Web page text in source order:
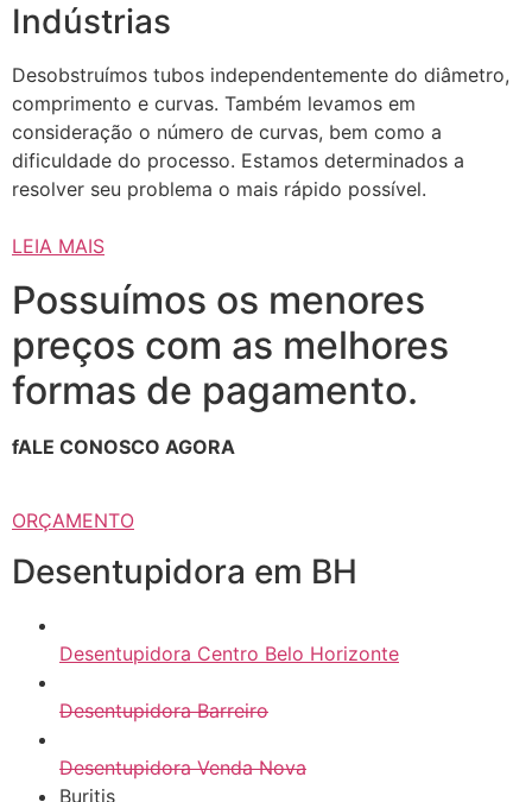
Indústrias
Desobstruímos tubos independentemente do diâmetro,
comprimento e curvas. Também levamos em
consideração o número de curvas, bem como a
dificuldade do processo. Estamos determinados a
resolver seu problema o mais rápido possível.
LEIA MAIS
Possuímos os menores
preços com as melhores
formas de pagamento.
fALE CONOSCO AGORA
ORÇAMENTO
Desentupidora em BH
Desentupidora Centro Belo Horizonte
Desentupidora Barreiro
Desentupidora Venda Nova
Buritis